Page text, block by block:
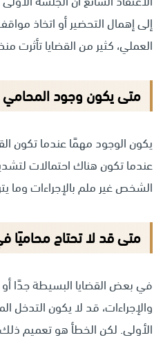
إلى إهمال التحضير أو اتخاذ
العملي، كثير من القضايا تأثرت
متى يكون وجود المحامي
يكون الوجود مهمًا عندما تكون
عندما تكون هناك احتمالات
الشخص غير ملم بالإجراءات وما
متى قد لا تحتاج محاميًا
في بعض القضايا البسيطة جدًا
والإجراءات، قد لا يكون التدخل
الأولى. لكن الخطأ هو تعميم